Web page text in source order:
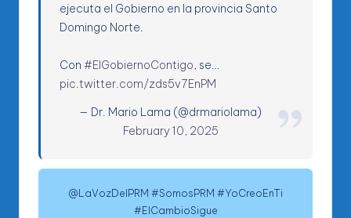
ejecuta el Gobierno en la provincia Santo
Domingo Norte.
Con#ElGobiernoContigo , se…
pic.twitter.com/zds5v7EnPM
— Dr. Mario Lama (@drmariolama)
February 10, 2025
@LaVozDelPRM #SomosPRM #YoCreoEnTi
#ElCambioSigue